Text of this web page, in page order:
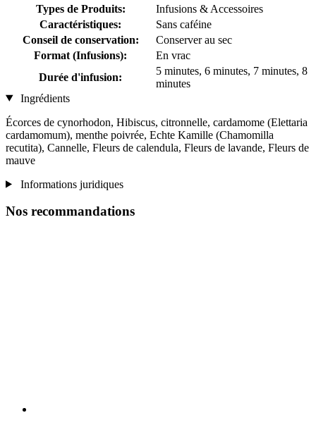
Types de Produits:
Infusions & Accessoires
Caractéristiques:
Sans caféine
Conseil de conservation:
Conserver au sec
Format (Infusions):
En vrac
Durée d'infusion:
5 minutes, 6 minutes, 7 minutes, 8
minutes
Ingrédients
Écorces de cynorhodon, Hibiscus, citronnelle, cardamome (Elettaria
cardamomum), menthe poivrée, Echte Kamille (Chamomilla
recutita), Cannelle, Fleurs de calendula, Fleurs de lavande, Fleurs de
mauve
Informations juridiques
Nos recommandations